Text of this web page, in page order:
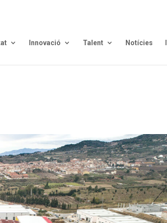
Innovació Talent Notícies